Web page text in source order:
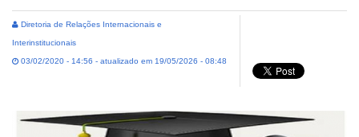
Diretoria de Relações Internacionais e
Interinstitucionais
03/02/2020 - 14:56 - atualizado em 19/05/2026 - 08:48